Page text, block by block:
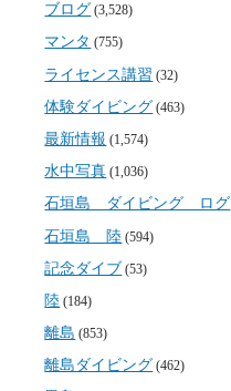
ブログ (3,528)
マンタ (755)
ライセンス講習 (32)
体験ダイビング (463)
最新情報 (1,574)
水中写真 (1,036)
石垣島 ダイビング ログ
石垣島 陸 (594)
記念ダイブ (53)
陸 (184)
離島 (853)
離島ダイビング (462)